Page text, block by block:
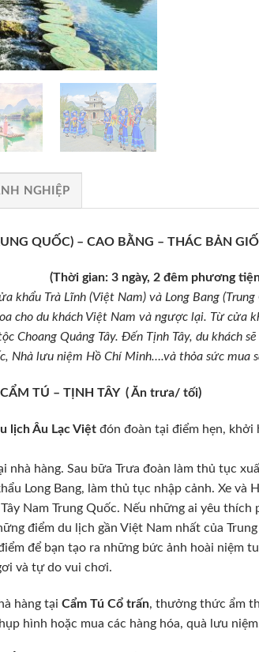
NGHIỆP
QUỐC) – CAO BẰNG – THÁC BẢN
(Thời gian: 3 ngày, 2 đêm phương
khẩu Trà Lĩnh (Việt Nam) và Long Bang
cho du khách Việt Nam và ngược lại. Từ cửa
Choang Quảng Tây. Đến Tịnh Tây, du khách
Nhà lưu niệm Hồ Chí Minh….và thỏa sức mua
TÚ – TỊNH TÂY ( Ăn trưa/ tối)
lịch Âu Lạc Việt đón đoàn tại điểm hẹn, khởi
nhà hàng. Sau bữa Trưa đoàn làm thủ tục
Long Bang, làm thủ tục nhập cảnh. Xe và
Nam Trung Quốc. Nếu những ai yêu
điểm du lịch gần Việt Nam nhất của
để bạn tạo ra những bức ảnh hoài niệm
và tự do vui chơi.
hàng tại Cẩm Tú Cổ trấn, thưởng thức ẩm
hình hoặc mua các hàng hóa, quà lưu